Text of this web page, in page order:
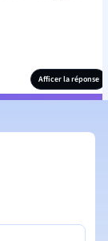
Afficer la réponse